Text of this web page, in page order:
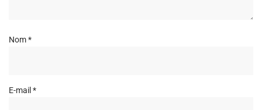
Nom*
E-mail *